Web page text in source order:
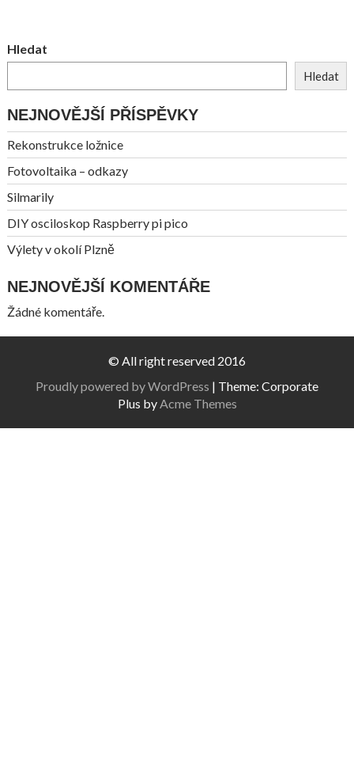
Hledat
Hledat
NEJNOVĚJŠÍ PŘÍSPĚVKY
Rekonstrukce ložnice
Fotovoltaika – odkazy
Silmarily
DIY osciloskop Raspberry pi pico
Výlety v okolí Plzně
NEJNOVĚJŠÍ KOMENTÁŘE
Žádné komentáře.
© All right reserved 2016
Proudly powered by WordPress | Theme: Corporate
Plus byAcme Themes